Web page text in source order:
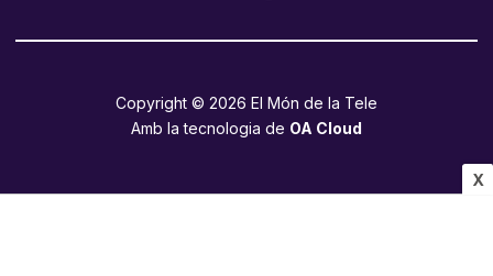
X
Copyright © 2026 El Món de la Tele
Amb la tecnologia de OA Cloud